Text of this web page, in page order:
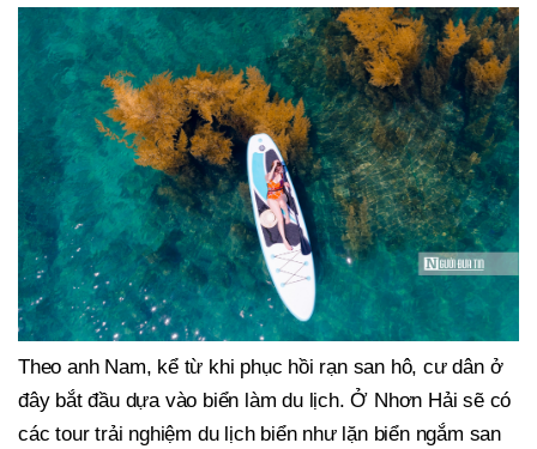
Theo anh Nam, kể từ khi phục hồi rạn san hô, cư dân ở
đây bắt đầu dựa vào biển làm du lịch. Ở Nhơn Hải sẽ có
các tour trải nghiệm du lịch biển như lặn biển ngắm san